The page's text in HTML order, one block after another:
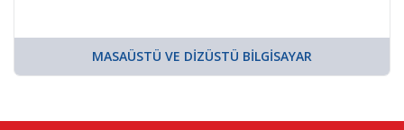
MASAÜSTÜ VE DIZÜSTÜ BILGISAYAR